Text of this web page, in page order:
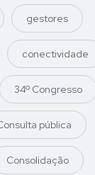
gestores
conectividade
34º Congresso
pública
Consolidação